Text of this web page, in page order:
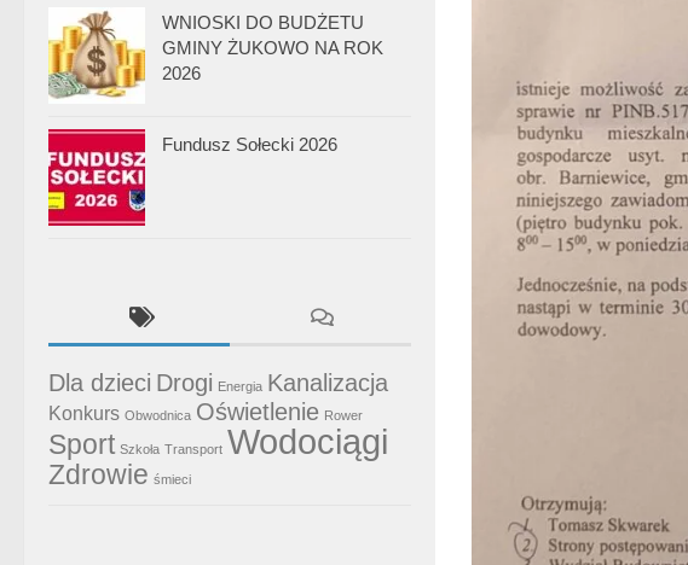
WNIOSKI DO BUDŻETU
GMINY ŻUKOWO NA ROK
2026
Fundusz Sołecki 2026
Dla dzieci Drogi Energia Kanalizacja
Konkurs Obwodnica Oświetlenie Rower
Sport Szkoła Transport Wodociągi
Zdrowie śmieci